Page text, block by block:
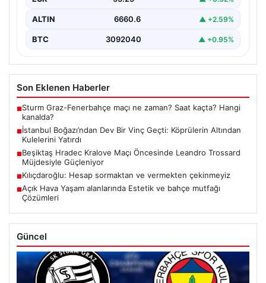
ALTIN 6660.6 ▲ +2.59%
BTC 3092040 ▲ +0.95%
Son Eklenen Haberler
■Sturm Graz-Fenerbahçe maçı ne zaman? Saat kaçta? Hangi
kanalda?
■İstanbul Boğazı’ndan Dev Bir Vinç Geçti: Köprülerin Altından
Kulelerini Yatırdı
■Beşiktaş Hradec Kralove Maçı Öncesinde Leandro Trossard
Müjdesiyle Güçleniyor
■Kılıçdaroğlu: Hesap sormaktan ve vermekten çekinmeyiz
■Açık Hava Yaşam alanlarında Estetik ve bahçe mutfağı
Çözümleri
Güncel